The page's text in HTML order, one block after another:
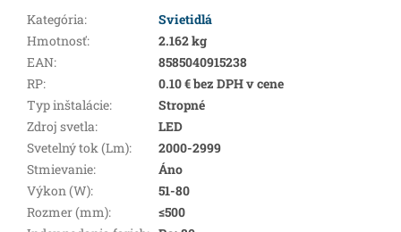
Kategória:
Svietidlá
Hmotnosť:
2.162 kg
EAN:
8585040915238
RP:
0.10 € bez DPH v cene
Typ inštalácie:
Stropné
Zdroj svetla:
LED
Svetelný tok (Lm):
2000-2999
Stmievanie:
Áno
Výkon (W):
51-80
Rozmer (mm):
≤500